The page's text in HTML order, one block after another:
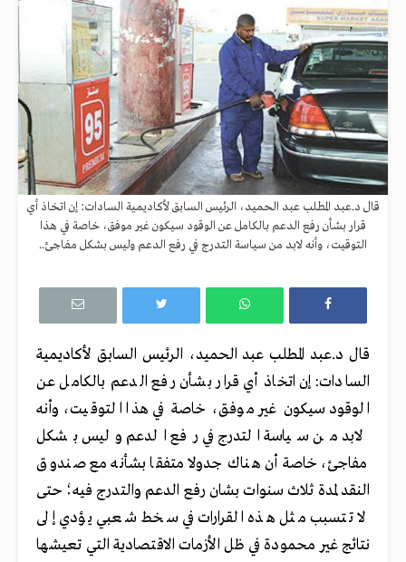
قال د.عبد المطلب عبد الحميد، الرئيس السابق لأكاديمية السادات: إن اتخاذ أي
قرار بشأن رفع الدعم بالكامل عن الوقود سيكون غير موفق، خاصة في هذا
التوقيت، وأنه لابد من سياسة التدرج في رفع الدعم وليس بشكل مفاجئ..
قال د.عبد المطلب عبد الحميد، الرئيس السابق لأكاديمية
السادات: إن اتخاذ أي قرار بشأن رفع الدعم بالكامل عن
الوقود سيكون غير موفق، خاصة في هذا التوقيت، وأنه
لابد من سياسة التدرج في رفع الدعم وليس بشكل
مفاجئ، خاصة أن هناك جدولا متفقا بشأنه مع صندوق
النقد لمدة ثلاث سنوات بشان رفع الدعم والتدرج فيه؛ حتى
لا تتسبب مثل هذه القرارات في سخط شعبي يؤدي إلى
نتائج غير محمودة في ظل الأزمات الاقتصادية التي تعيشها